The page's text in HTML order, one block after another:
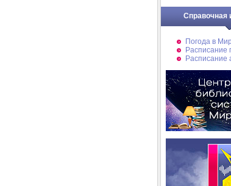
Справочная
Погода в
Расписание
Расписание